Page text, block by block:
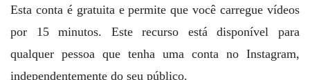
Esta conta é gratuita e permite que você carregue vídeos
por 15 minutos. Este recurso está disponível para
qualquer pessoa que tenha uma conta no Instagram,
independentemente do seu público.